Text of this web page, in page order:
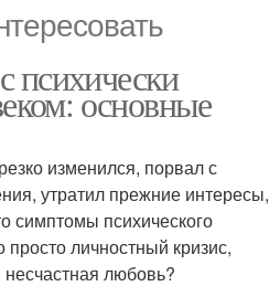
психически
основные
изменился, порвал с
утратил прежние интересы,
симптомы психического
личностный кризис,
любовь?